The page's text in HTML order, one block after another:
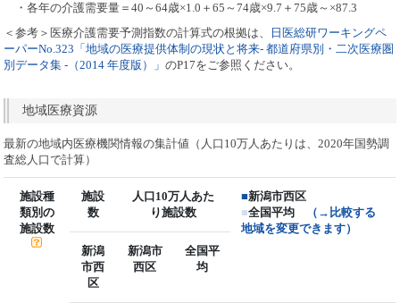
・各年の介護需要量＝40～64歳×1.0＋65～74歳×9.7＋75歳～×87.3
＜参考＞医療介護需要予測指数の計算式の根拠は、
日医総研ワーキングペ
ーパーNo.323「地域の医療提供体制の現状と将来- 都道府県別・二次医療圏
別データ集 -（2014 年度版）」のP17をご参照ください。
地域医療資源
最新の地域内医療機関情報の集計値（人口10万人あたりは、2020年国勢調
査総人口で計算）
施設種
類別の
施設数
施設
数
人口10万人あた
り施設数
■新潟市西区
■全国平均
（→比較する
地域を変更できます）
新潟
市西
区
新潟市
西区
全国平
均